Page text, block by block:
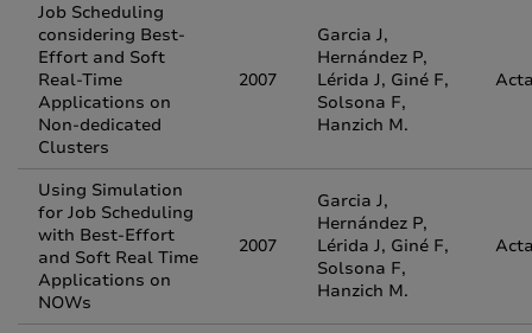
Job Scheduling
considering Best-
Effort and Soft
Real-Time
Applications on
Non-dedicated
Clusters
2007
Garcia J,
Hernández P,
Lérida J, Giné F,
Solsona F,
Hanzich M.
Using Simulation
for Job Scheduling
with Best-Effort
and Soft Real Time
Applications on
NOWs
2007
Garcia J,
Hernández P,
Lérida J, Giné F,
Solsona F,
Hanzich M.